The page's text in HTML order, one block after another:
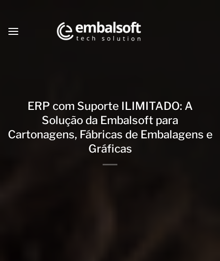
content
ERP com Suporte ILIMITADO: A
Solução da Embalsoft para
Cartonagens, Fábricas de Embalagens e
Gráficas